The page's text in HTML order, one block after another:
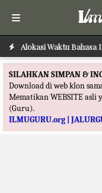
Alokasi Waktu
Alokasi Waktu Ushul
SILAHKAN SIMPAN &
Download di web klon
Mematikan WEBSITE asli
(Guru).
ILMUGURU.org |